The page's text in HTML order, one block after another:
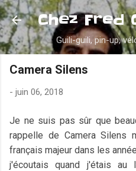
Accéder au
Chez Fred
Guili-guili, pin-up,
Camera Silens
- juin 06, 2018
Je ne suis pas sûr que
rappelle de Camera Silens
français majeur dans les
j'écoutais quand j'étais